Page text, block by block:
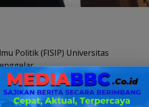
Politik (FISIP) Universitas
Musik dan Film Indonesia Jilid 3 Tahun
Prof. Hamka, Senin